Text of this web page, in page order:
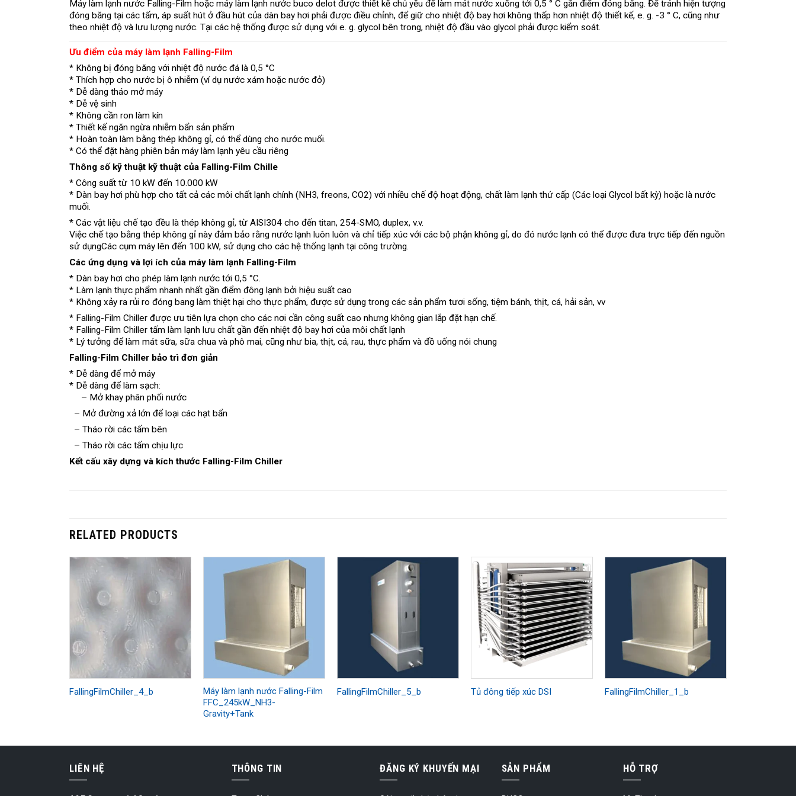
Máy làm lạnh nước Falling-Film hoặc máy làm lạnh nước buco delot được thiết kế chủ yếu để làm mát nước xuống tới 0,5 ° C gần điểm đóng băng. Để tránh hiện tượng
đóng băng tại các tấm, áp suất hút ở đầu hút của dàn bay hơi phải được điều chỉnh, để giữ cho nhiệt độ bay hơi không thấp hơn nhiệt độ thiết kế, e. g. -3 ° C, cũng như
theo nhiệt độ và lưu lượng nước. Tại các hệ thống được sử dụng với e. g. glycol bên trong, nhiệt độ đầu vào glycol phải được kiểm soát.
Ưu điểm của máy làm lạnh Falling-Film
* Không bị đóng băng với nhiệt độ nước đá là 0,5 °C
* Thích hợp cho nước bị ô nhiễm (ví dụ nước xám hoặc nước đỏ)
* Dễ dàng tháo mở máy
* Dễ vệ sinh
* Không cần ron làm kín
* Thiết kế ngăn ngừa nhiễm bẩn sản phẩm
* Hoàn toàn làm bằng thép không gỉ, có thể dùng cho nước muối.
* Có thể đặt hàng phiên bản máy làm lạnh yêu cầu riêng
Thông số kỹ thuật kỹ thuật của Falling-Film Chille
* Công suất từ ​​10 kW đến 10.000 kW
* Dàn bay hơi phù hợp cho tất cả các môi chất lạnh chính (NH3, freons, CO2) với nhiều chế độ hoạt động, chất làm lạnh thứ cấp (Các loại Glycol bất kỳ) hoặc là nước
muối.
* Các vật liệu chế tạo đều là thép không gỉ, từ AISI304 cho đến titan, 254-SMO, duplex, v.v.
Việc chế tạo bằng thép không gỉ này đảm bảo rằng nước lạnh luôn luôn và chỉ tiếp xúc với các bộ phận không gỉ, do đó nước lạnh có thể được đưa trực tiếp đến nguồn
sử dụngCác cụm máy lên đến 100 kW, sử dụng cho các hệ thống lạnh tại công trường.
Các ứng dụng và lợi ích của máy làm lạnh Falling-Film
* Dàn bay hơi cho phép làm lạnh nước tới 0,5 °C.
* Làm lạnh thực phẩm nhanh nhất gần điểm đông lạnh bởi hiệu suất cao
* Không xảy ra rủi ro đóng bang làm thiệt hại cho thực phẩm, được sử dụng trong các sản phẩm tươi sống, tiệm bánh, thịt, cá, hải sản, vv
* Falling-Film Chiller được ưu tiên lựa chọn cho các nơi cần công suất cao nhưng không gian lắp đặt hạn chế.
* Falling-Film Chiller tấm làm lạnh lưu chất gần đến nhiệt độ bay hơi của môi chất lạnh
* Lý tưởng để làm mát sữa, sữa chua và phô mai, cũng như bia, thịt, cá, rau, thực phẩm và đồ uống nói chung
Falling-Film Chiller bảo trì đơn giản
* Dễ dàng để mở máy
* Dễ dàng để làm sạch:
– Mở khay phân phối nước
– Mở đường xả lớn để loại các hạt bẩn
– Tháo rời các tấm bên
– Tháo rời các tấm chịu lực
Kết cấu xây dựng và kích thước Falling-Film Chiller
RELATED PRODUCTS
FallingFilmChiller_4_b
Máy làm lạnh nước Falling-Film
FFC_245kW_NH3-
Gravity+Tank
FallingFilmChiller_5_b Tủ đông tiếp xúc DSI FallingFilmChiller_1_b
LIÊN HỆ THÔNG TIN ĐĂNG KÝ KHUYẾN MẠI SẢN PHẨM HỖ TRỢ